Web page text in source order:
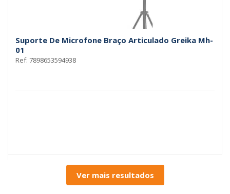
Suporte De Microfone Braço Articulado Greika Mh-
01
Ref: 7898653594938
Ver mais resultados